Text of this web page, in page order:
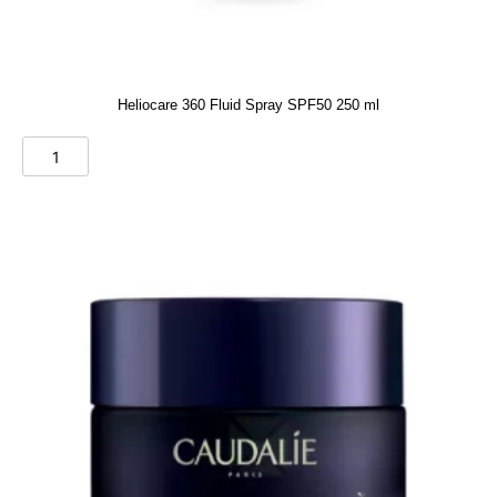
Heliocare 360 Fluid Spray SPF50 250 ml